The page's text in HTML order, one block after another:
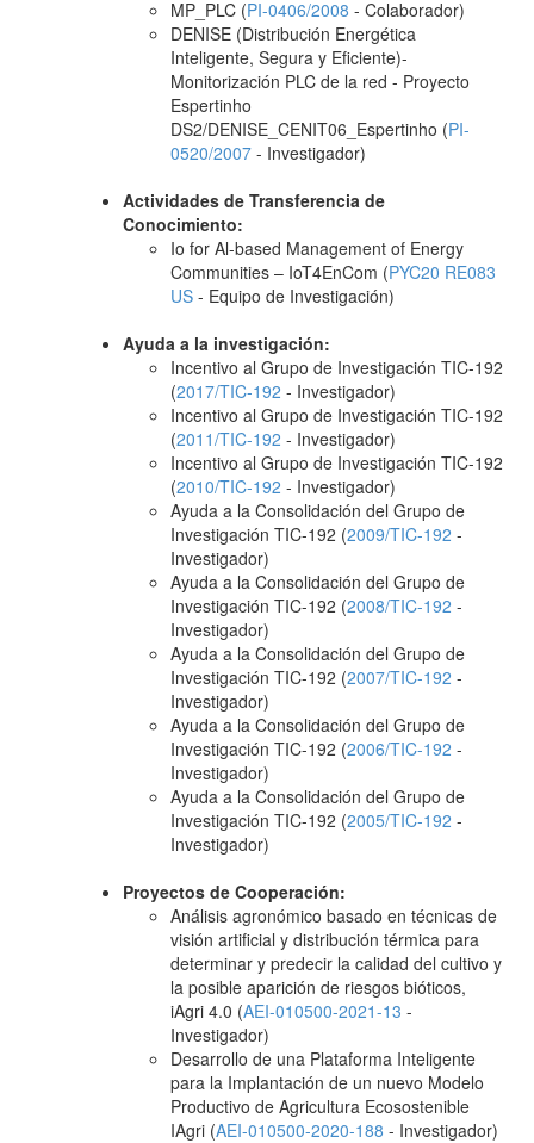
MP_PLC (PI-0406/2008 - Colaborador)
DENISE (Distribución Energética
Inteligente, Segura y Eficiente)-
Monitorización PLC de la red - Proyecto
Espertinho
DS2/DENISE_CENIT06_Espertinho (PI-
0520/2007- Investigador)
Actividades de Transferencia de
Conocimiento:
Io for Al-based Management of Energy
Communities – IoT4EnCom (PYC20 RE083
US- Equipo de Investigación)
Ayuda a la investigación:
Incentivo al Grupo de Investigación TIC-192
(2017/TIC-192 - Investigador)
Incentivo al Grupo de Investigación TIC-192
(2011/TIC-192 - Investigador)
Incentivo al Grupo de Investigación TIC-192
(2010/TIC-192 - Investigador)
Ayuda a la Consolidación del Grupo de
Investigación TIC-192 (2009/TIC-192 -
Investigador)
Ayuda a la Consolidación del Grupo de
Investigación TIC-192 (2008/TIC-192 -
Investigador)
Ayuda a la Consolidación del Grupo de
Investigación TIC-192 (2007/TIC-192 -
Investigador)
Ayuda a la Consolidación del Grupo de
Investigación TIC-192 (2006/TIC-192 -
Investigador)
Ayuda a la Consolidación del Grupo de
Investigación TIC-192 (2005/TIC-192 -
Investigador)
Proyectos de Cooperación:
Análisis agronómico basado en técnicas de
visión artificial y distribución térmica para
determinar y predecir la calidad del cultivo y
la posible aparición de riesgos bióticos,
iAgri 4.0 (AEI-010500-2021-13 -
Investigador)
Desarrollo de una Plataforma Inteligente
para la Implantación de un nuevo Modelo
Productivo de Agricultura Ecosostenible
IAgri (AEI-010500-2020-188 - Investigador)